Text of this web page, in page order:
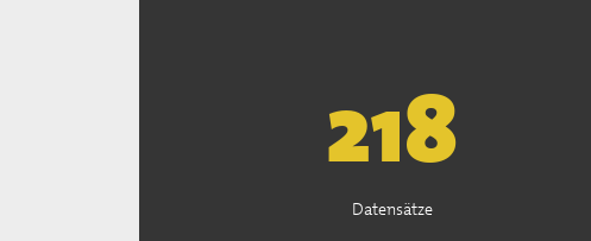
221
Datensätze